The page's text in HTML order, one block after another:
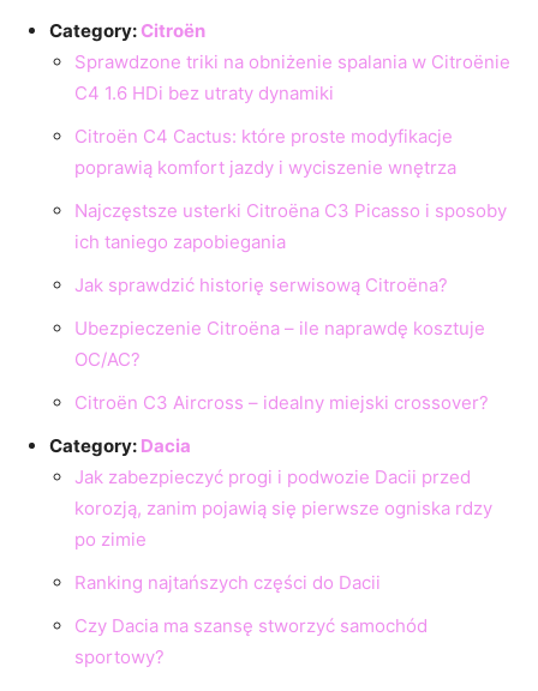
Category:Citroën
Sprawdzone triki na obniżenie spalania w Citroënie
C4 1.6 HDi bez utraty dynamiki
Citroën C4 Cactus: które proste modyfikacje
poprawią komfort jazdy i wyciszenie wnętrza
Najczęstsze usterki Citroëna C3 Picasso i sposoby
ich taniego zapobiegania
Jak sprawdzić historię serwisową Citroëna?
Ubezpieczenie Citroëna – ile naprawdę kosztuje
OC/AC?
Citroën C3 Aircross – idealny miejski crossover?
Category: Dacia
Jak zabezpieczyć progi i podwozie Dacii przed
korozją, zanim pojawią się pierwsze ogniska rdzy
po zimie
Ranking najtańszych części do Dacii
Czy Dacia ma szansę stworzyć samochód
sportowy?